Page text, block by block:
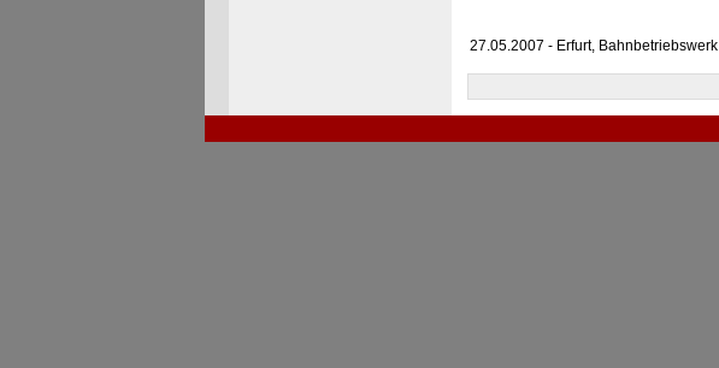
27.05.2007 - Erfurt, Bahnbetriebswerk